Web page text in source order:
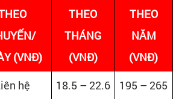
(VNĐ)
THEO
THÁNG
(VNĐ)
THEO
NĂM
(VNĐ)
hệ
18.5 – 22.6
195 – 265